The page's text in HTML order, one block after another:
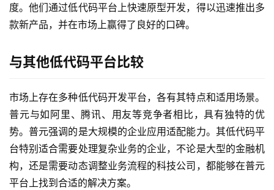
务
与
解
普
元
联
系
度。他们通过低代码平台上快速原型开发，得以迅速推出多
款新产品，并在市场上赢得了良好的口碑。
与其他低代码平台比较
市场上存在多种低代码开发平台，各有其特点和适用场景。
普元与如阿里、腾讯、用友等竞争者相比，具有独特的优
势。普元强调的是大规模的企业应用适配能力。其低代码平
台特别适合需要处理复杂业务的企业，不论是大型的金融机
构，还是需要动态调整业务流程的科技公司，都能够在普元
平台上找到合适的解决方案。